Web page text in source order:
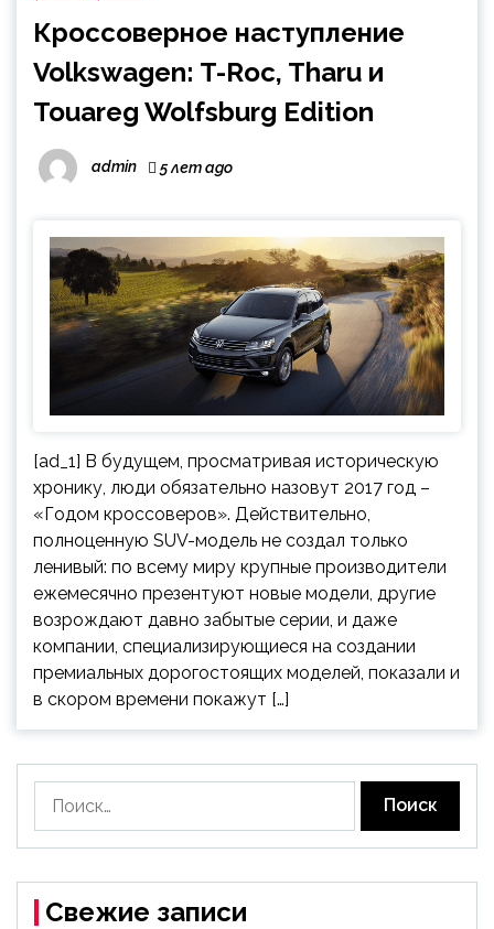
Кроссоверное наступление
Volkswagen: T-Roc, Tharu и
Touareg Wolfsburg Edition
admin 5 лет ago
[ad_1] В будущем, просматривая историческую
хронику, люди обязательно назовут 2017 год –
«Годом кроссоверов». Действительно,
полноценную SUV-модель не создал только
ленивый: по всему миру крупные производители
ежемесячно презентуют новые модели, другие
возрождают давно забытые серии, и даже
компании, специализирующиеся на создании
премиальных дорогостоящих моделей, показали и
в скором времени покажут […]
Свежие записи